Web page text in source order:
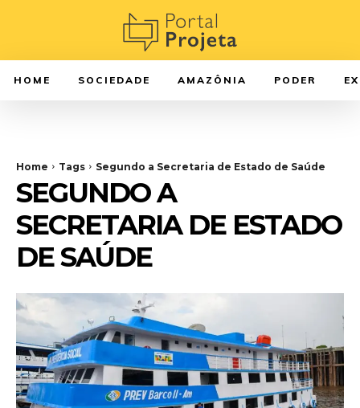
HOME SOCIEDADE AMAZÔNIA PODER
Home Tags Segundo a Secretaria de Estado de Saúde
SEGUNDO A
SECRETARIA DE ESTADO
DE SAÚDE